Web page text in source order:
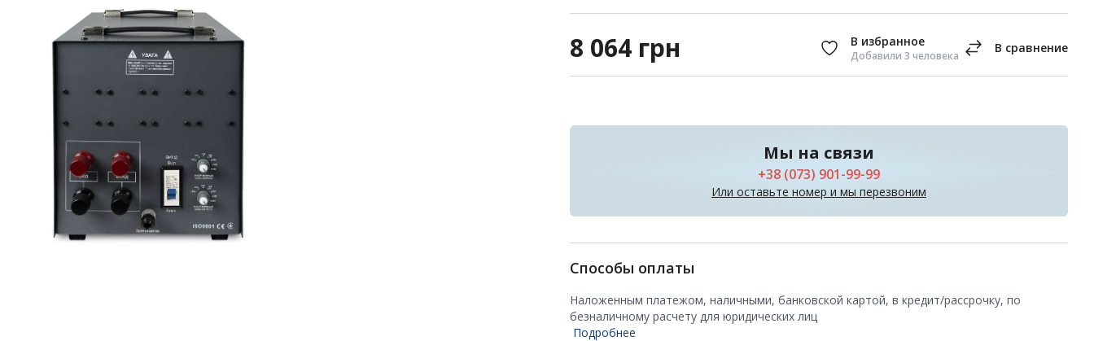
8 064 грн Добавили 3 человека
Мы на связи
+38 (073) 901-99-99
Или оставьте номер и мы перезвоним
Способы оплаты
Наложенным платежом, наличными, банковской картой, в кредит/рассрочку, по
безналичному расчету для юридических лиц
Подробнее